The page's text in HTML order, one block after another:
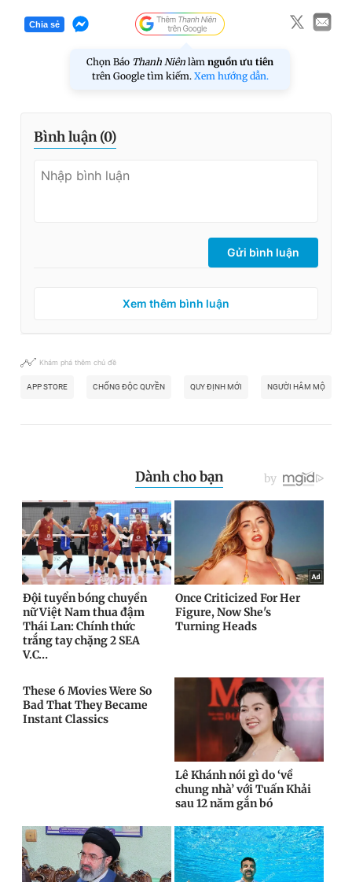
Chia sẻ
Chọn Báo Thanh Niên làm nguồn ưu tiên
trên Google tìm kiếm. Xem hướng dẫn.
Bình luận (0)
Gửi bình luận
Xem thêm bình luận
Khám phá thêm chủ đề
APP STORE CHỐNG ĐỘC QUYỀN QUY ĐỊNH MỚI NGƯỜI HÂM MỘ